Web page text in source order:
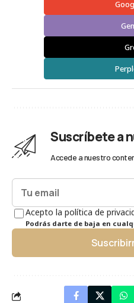
Suscríbete a
Accede a nuestro
Acepto la política de
Podrás darte de baja en